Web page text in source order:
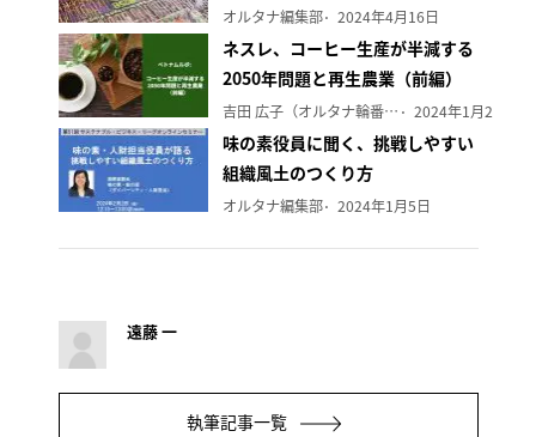
オルタナ編集部 2024年4月16日
ネスレ、コーヒー生産が半減する
2050年問題と再生農業（前編）
吉田 広子（オルタナ輪番編集長） 2024年1月29日
味の素役員に聞く、挑戦しやすい
組織風土のつくり方
オルタナ編集部 2024年1月5日
遠藤 一
執筆記事一覧